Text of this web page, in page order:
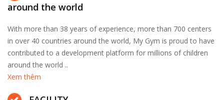
around the world
With more than 38 years of experience, more than 700 centers
in over 40 countries around the world, My Gym is proud to have
contributed to a development platform for millions of children
around the world ..
Xem thêm